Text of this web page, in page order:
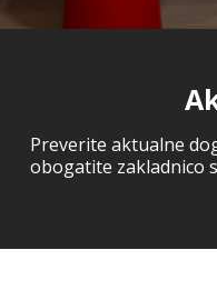
Preverite aktualne
obogatite zakladnico